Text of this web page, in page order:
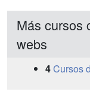
Más cursos
webs
4Cursos